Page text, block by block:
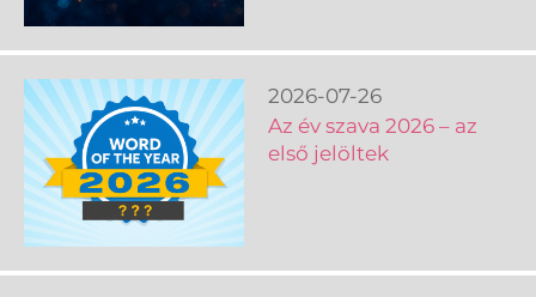
2026-07-26
Az év szava 2026 – az
első jelöltek